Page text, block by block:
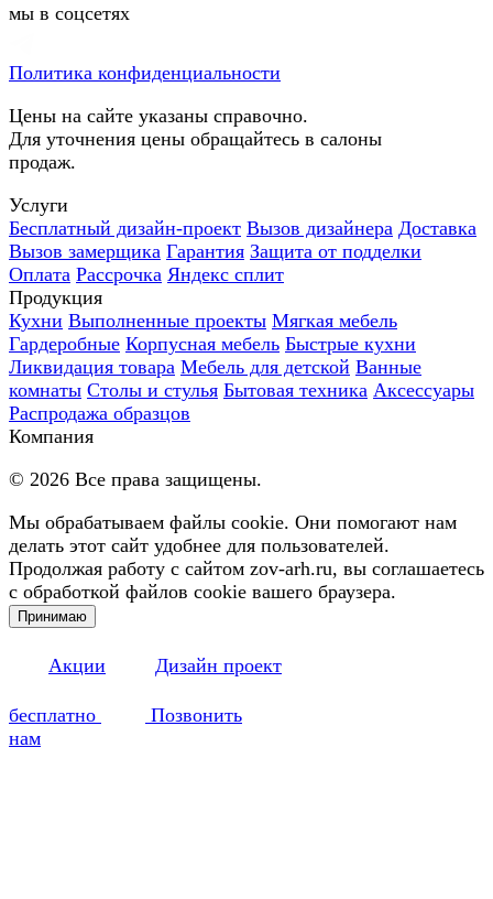
мы в соцсетях
Политика конфиденциальности
Цены на сайте указаны справочно.
Для уточнения цены обращайтесь в салоны
продаж.
Услуги
Бесплатный дизайн-проект Вызов дизайнера Доставка
Вызов замерщика Гарантия Защита от подделки
Оплата Рассрочка Яндекс сплит
Продукция
Кухни Выполненные проекты Мягкая мебель
Гардеробные Корпусная мебель Быстрые кухни
Ликвидация товара Мебель для детской Ванные
комнаты Столы и стулья Бытовая техника Аксессуары
Распродажа образцов
Компания
© 2026 Все права защищены.
Мы обрабатываем файлы cookie. Они помогают нам
делать этот сайт удобнее для пользователей.
Продолжая работу с сайтом zov-arh.ru, вы соглашаетесь
с обработкой файлов cookie вашего браузера.
Принимаю
Акции Дизайн проект
бесплатно
Позвонить
нам